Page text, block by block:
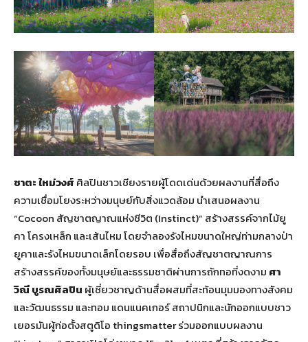
ชาตะ ใหม่วงศ์ ศิลปินชาวเชียงรายผู้โดดเด่นด้วยผลงานที่สื่อถึง
ความเชื่อมโยงระหว่างมนุษย์กับสิ่งแวดล้อม นำเสนอผลงาน
“Cocoon สัญชาตญาณแห่งชีวิต (Instinct)” สร้างสรรค์จากไม้ยู
คา โครงเหล็ก และเส้นไหม โดยจำลองรังไหมขนาดใหญ่ท่ามกลางป่า
ยูคาและรังไหมขนาดเล็กโดยรอบ เพื่อสื่อถึงสัญชาตญาณการ
สร้างสรรค์ของทั้งมนุษย์และธรรมชาติผ่านการถักทอที่งดงาม ศา
วิณี บูรณศิลปิน ผู้เชี่ยวชาญด้านสื่อผสมที่สะท้อนมุมมองทางสังคม
และวัฒนธรรม และทอม แดนแนคเกอร์ สถาปนิกและนักออกแบบชาว
เยอรมันผู้ก่อตั้งสตูดิโอ thingsmatter ร่วมออกแบบผลงาน